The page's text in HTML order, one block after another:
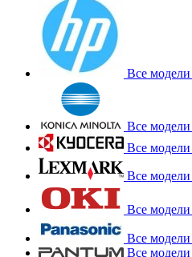
Все
Все
Все
Все
Все
Все модели
Все модели